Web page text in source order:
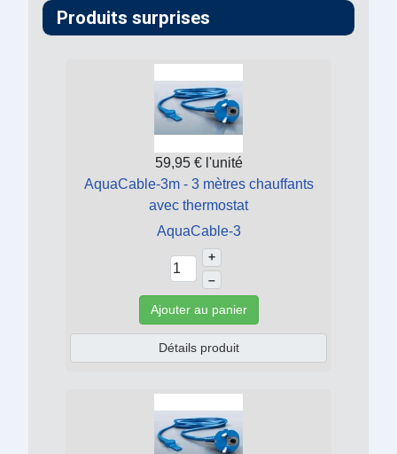
Produits surprises
59,95 € l'unité
AquaCable-3m - 3 mètres chauffants
avec thermostat
AquaCable-3
+
–
Ajouter au panier
Détails produit